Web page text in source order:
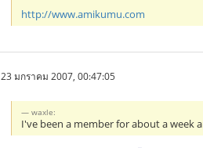
http://www.amikumu.com
23 มกราคม 2007, 00:47:05
waxle:
I've been a member for about a week